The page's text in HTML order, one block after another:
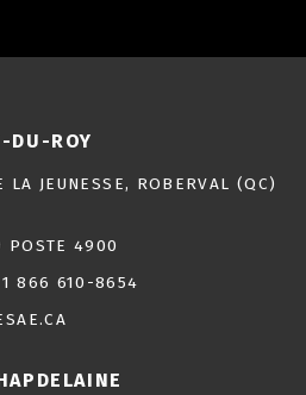
DU-ROY
LA JEUNESSE, ROBERVAL (QC)
POSTE 4900
1 866 610-8654